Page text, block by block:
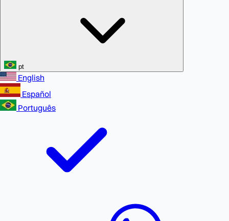
pt
English
Español
Português